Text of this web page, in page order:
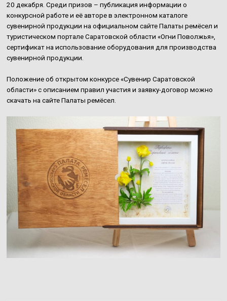
20 декабря. Среди призов – публикация информации о
конкурсной работе и её авторе в электронном каталоге
сувенирной продукции на официальном сайте Палаты ремёсел и
туристическом портале Саратовской области «Огни Поволжья»,
сертификат на использование оборудования для производства
сувенирной продукции.
Положение об открытом конкурсе «Сувенир Саратовской
области» с описанием правил участия и заявку-договор можно
скачать на сайте Палаты ремёсел.